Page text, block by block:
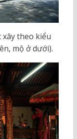
theo kiểu
mộ ở dưới).